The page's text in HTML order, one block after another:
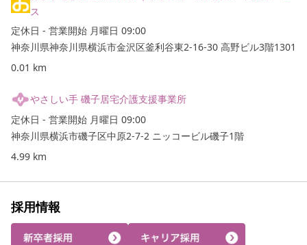
ス
定休日 - 営業開始 月曜日 09:00
神奈川県神奈川県横浜市金沢区釜利谷東2-16-30 高野ビル3階1301
0.01 km
やさしい手 磯子居宅介護支援事業所
定休日 - 営業開始 月曜日 09:00
神奈川県横浜市磯子区中原2-7-2 ニッコービル磯子1階
4.99 km
採用情報